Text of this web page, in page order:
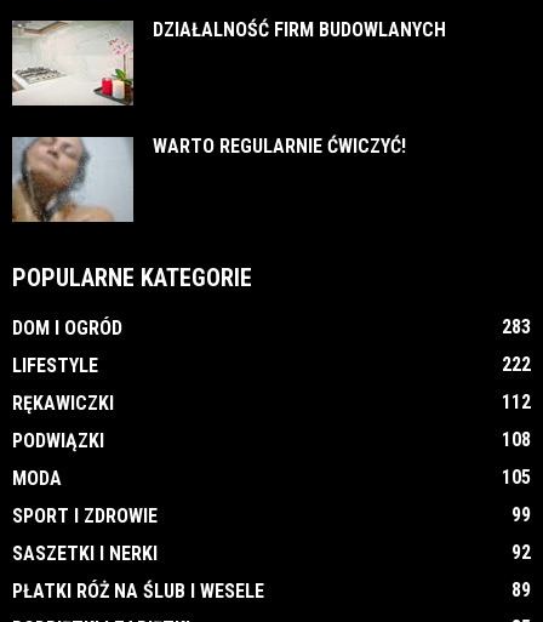
DZIAŁALNOŚĆ FIRM BUDOWLANYCH
WARTO REGULARNIE ĆWICZYĆ!
POPULARNE KATEGORIE
DOM I OGRÓD
283
LIFESTYLE
222
RĘKAWICZKI
112
PODWIĄZKI
108
MODA
105
SPORT I ZDROWIE
99
SASZETKI I NERKI
92
PŁATKI RÓŻ NA ŚLUB I WESELE
89